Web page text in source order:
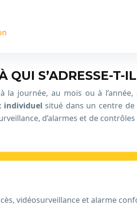
QUI S’ADRESSE-T-
la journée, au mois ou à
individuel situé dans un centre de
d’alarmes et de
vidéosurveillance et alarme